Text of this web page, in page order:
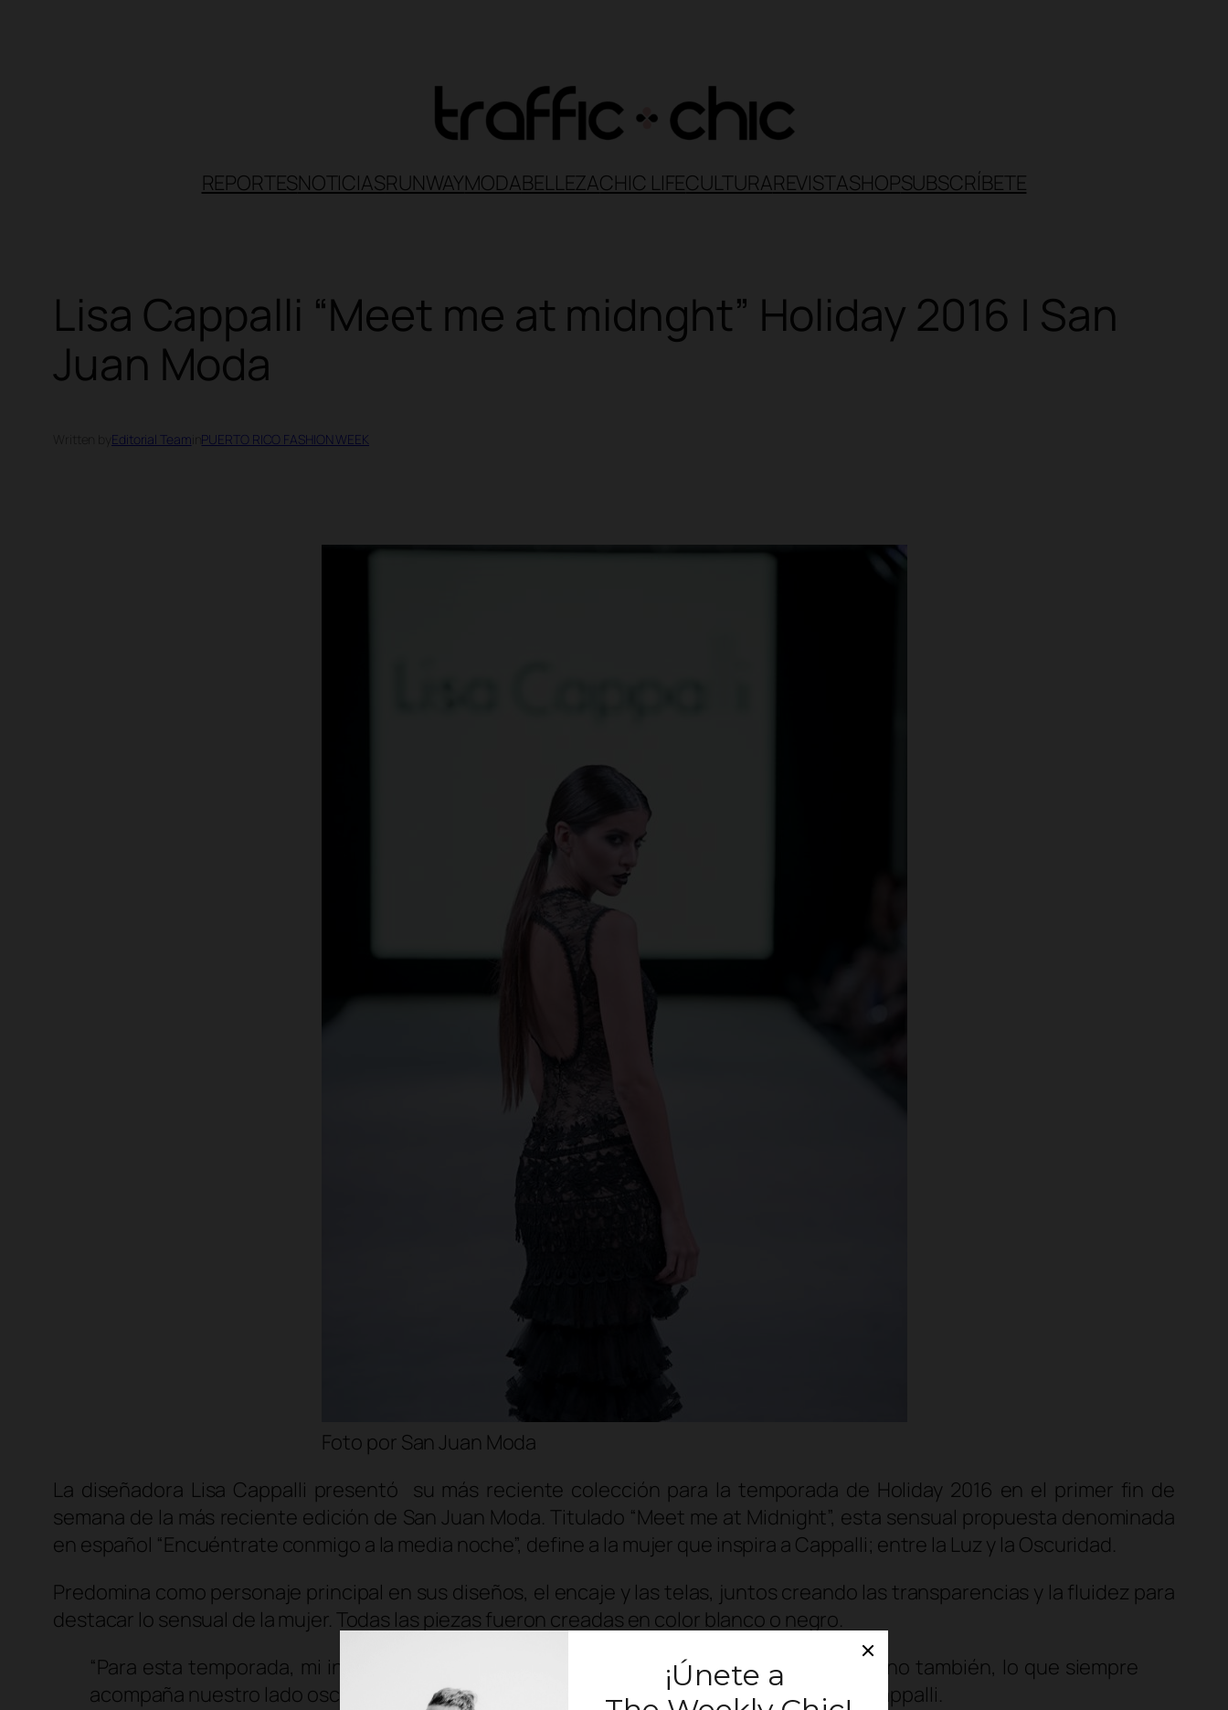
REPORTESNOTICIASRUNWAYMODABELLEZACHIC LIFECULTURAREVISTASHOPSUBSCRÍBETE
Lisa Cappalli “Meet me at midnght” Holiday 2016 | San
Juan Moda
Editorial Team PUERTO RICO FASHION WEEK
Foto por San Juan Moda
La diseñadora Lisa Cappalli presentó su más reciente colección para la temporada de Holiday 2016 en el primer fin de
semana de la más reciente edición de San Juan Moda. Titulado “Meet me at Midnight”, esta sensual propuesta denominada
en español “Encuéntrate conmigo a la media noche”, define a la mujer que inspira a Cappalli; entre la Luz y la Oscuridad.
Predomina como personaje principal en sus diseños, el encaje y las telas, juntos creando las transparencias y la fluidez para
destacar lo sensual de la mujer. Todas las piezas fueron creadas en color blanco o negro.
“Para esta temporada, mi inspiración no es solo la inocencia y la sutileza de la mujer, sino también, lo que siempre
acompaña nuestro lado oscuro; su misterio y la seducción”, destacó la diseñadora Lisa Cappalli.